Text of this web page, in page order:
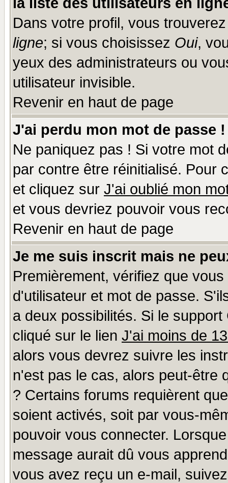
Dans votre profil, vous
ligne; si vous choisissez Oui,
yeux des administrateurs ou
utilisateur invisible.
Revenir en haut de page
J'ai perdu mon mot de passe !
Ne paniquez pas ! Si votre mot
par contre être réinitialisé. Pour
et cliquez sur J'ai oublié mon
et vous devriez pouvoir vous
Revenir en haut de page
Je me suis inscrit mais ne
Premièrement, vérifiez que
d'utilisateur et mot de passe.
a deux possibilités. Si le
cliqué sur le lien J'ai moins de
alors vous devrez suivre les
n'est pas le cas, alors peut-être
? Certains forums requièrent
soient activés, soit par vous-
pouvoir vous connecter.
message aurait dû vous
vous avez reçu un e-mail,